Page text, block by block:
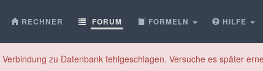
RECHNER FORUM FORMELN HILFE
Verbindung zu Datenbank fehlgeschlagen. Versuche es später